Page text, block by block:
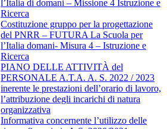
l’Italia di domani – Missione 4 Istruzione e
Ricerca
Costituzione gruppo per la progettazione
del PNRR – FUTURA La Scuola per
l’Italia domani- Misura 4 – Istruzione e
Ricerca
PIANO DELLE ATTIVITÀ del
PERSONALE A.T.A. A. S. 2022 / 2023
inerente le prestazioni dell’orario di lavoro,
l’attribuzione degli incarichi di natura
organizzativa
Informativa concernente l’utilizzo delle